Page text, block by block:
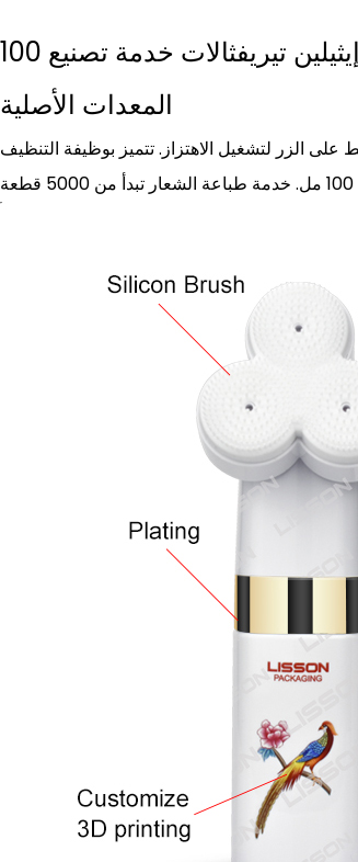
تيريفثالات خدمة تصنيع
المعدات الأصلية
الزر لتشغيل الاهتزاز. تتميز بوظيفة التنظيف